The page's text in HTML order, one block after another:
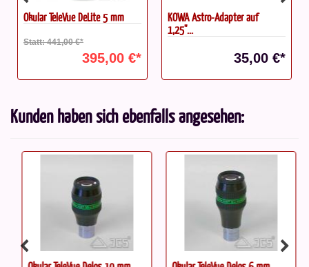
Okular TeleVue DeLite 5 mm
Statt: 441,00 €*
395,00 €*
KOWA Astro-Adapter auf
1,25"...
35,00 €*
Kunden haben sich ebenfalls angesehen: